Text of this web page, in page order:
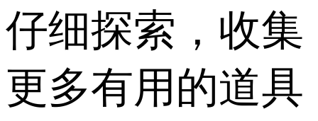
仔细探索，收集
更多有用的道具